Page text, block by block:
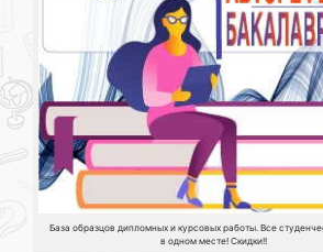
База образцов дипломных и курсовых работы. Все
в одном месте! Скидки!!